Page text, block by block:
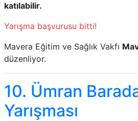
katılabilir.
Yarışma başvurusu bitti!
Mavera Eğitim ve Sağlık Vakfı
düzenliyor.
10. Ümran
Yarışması